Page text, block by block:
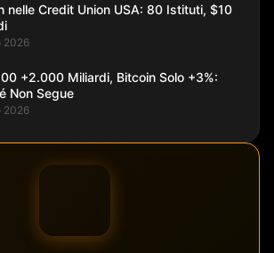
nelle Credit Union USA: 80 Istituti, $10
2026
+2.000 Miliardi, Bitcoin Solo +3%:
Non Segue
2026